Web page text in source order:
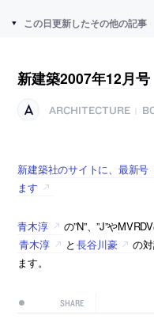
この日更新したその他の記事
新建築2007年12月号
ARCHITECTURE
新建築社のサイトに、最新号
ます
青木淳
の”N”、”J”や
青木淳
と 長谷川豪
の
ます。
SHARE